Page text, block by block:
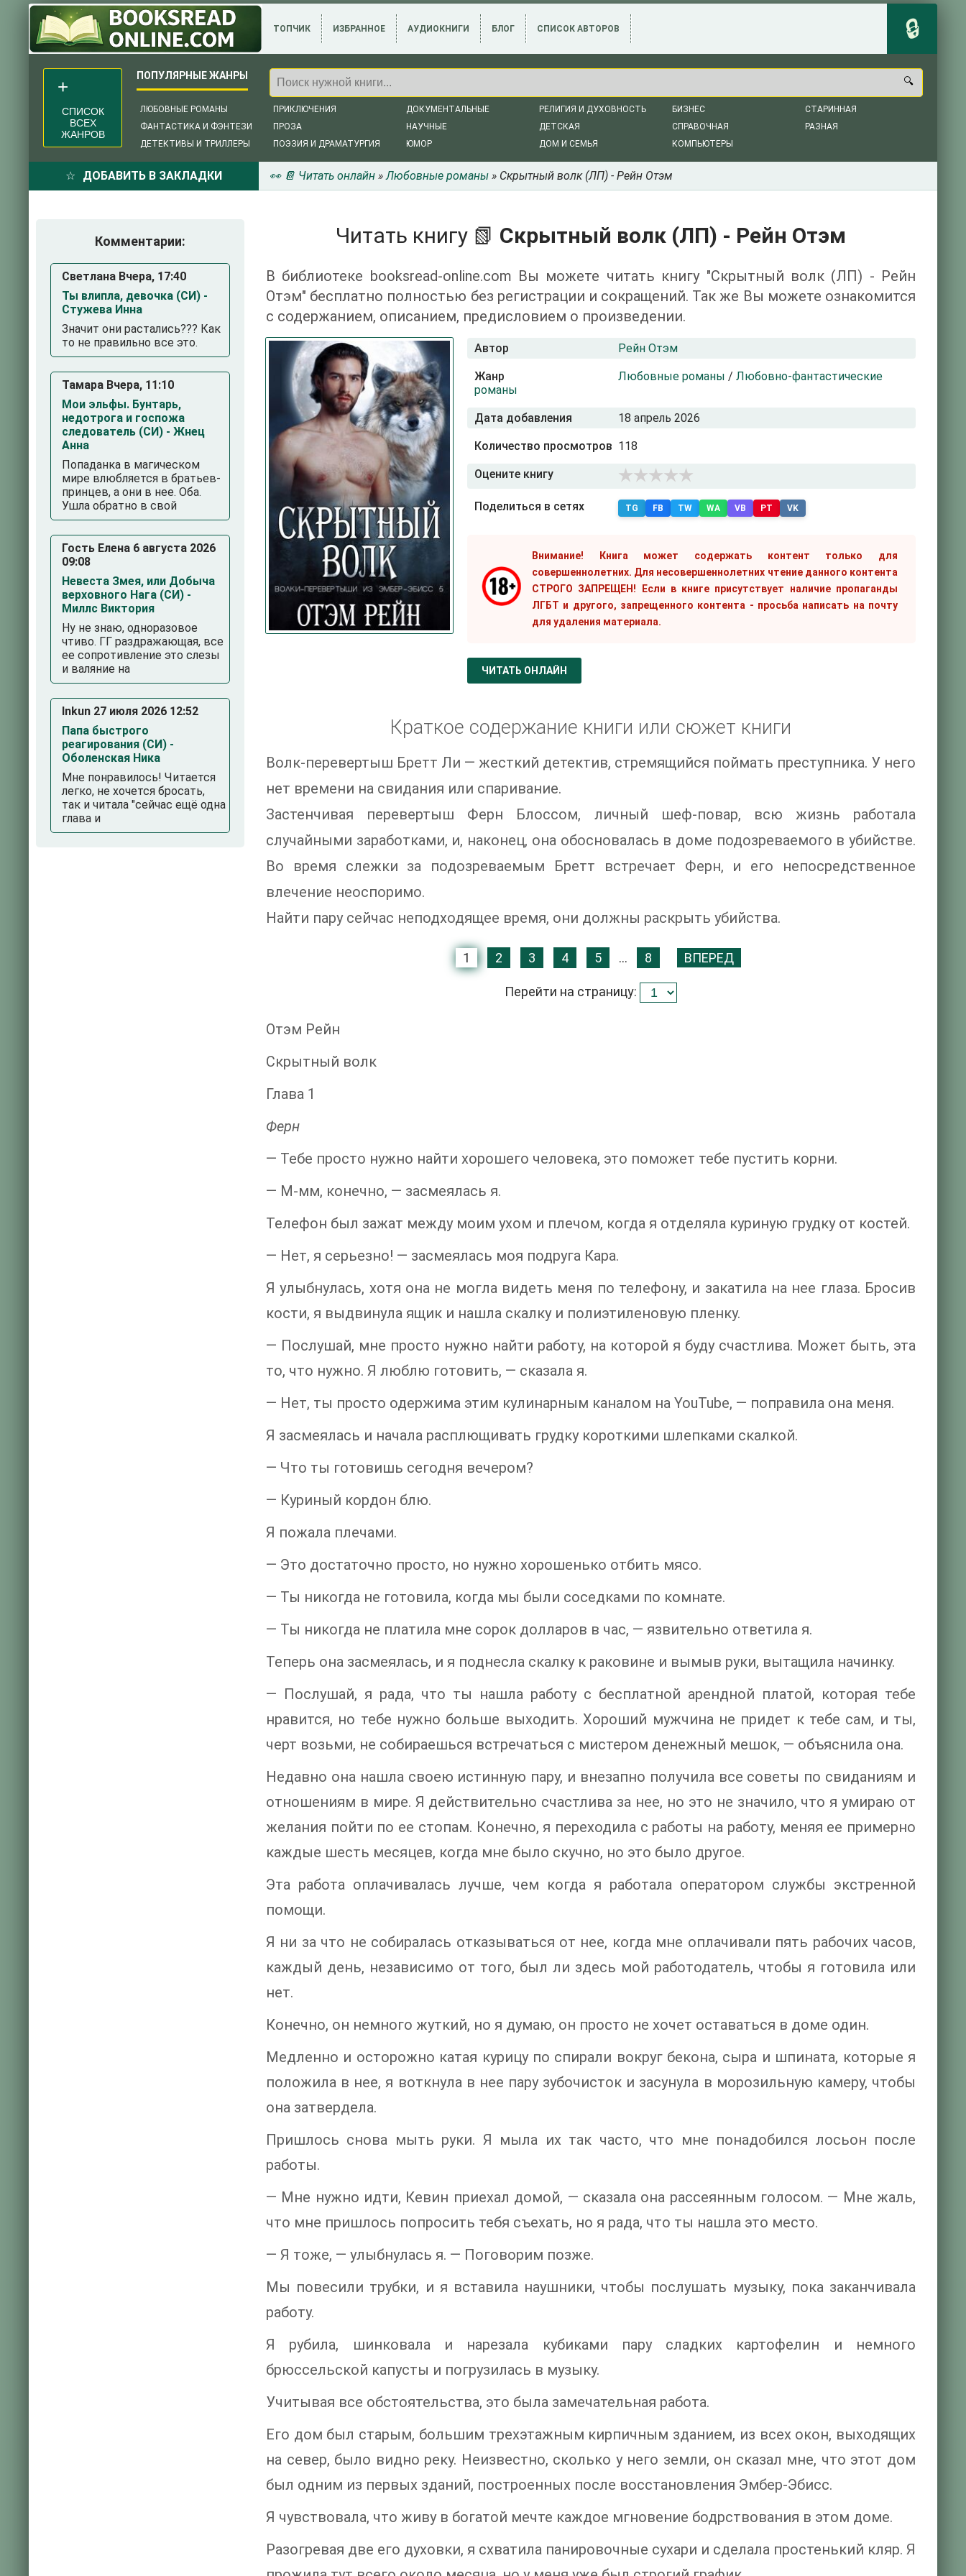
ТОПЧИК ИЗБРАННОЕ АУДИОКНИГИ БЛОГ СПИСОК АВТОРОВ
ЛЮБОВНЫЕ РОМАНЫ
ФАНТАСТИКА И ФЭНТЕЗИ
ДЕТЕКТИВЫ И ТРИЛЛЕРЫ
ПРИКЛЮЧЕНИЯ
ПРОЗА
ПОЭЗИЯ И ДРАМАТУРГИЯ
ДОКУМЕНТАЛЬНЫЕ
НАУЧНЫЕ
ЮМОР
РЕЛИГИЯ И ДУХОВНОСТЬ
ДЕТСКАЯ
ДОМ И СЕМЬЯ
БИЗНЕС
СПРАВОЧНАЯ
КОМПЬЮТЕРЫ
СТАРИННАЯ
РАЗНАЯ
СПИСОК
ВСЕХ
ЖАНРОВ
ДОБАВИТЬ В ЗАКЛАДКИ 👀 📔 Читать онлайн »Любовные романы » Скрытный волк (ЛП) - Рейн Отэм
Читать книгу 📗 Скрытный волк (ЛП) - Рейн Отэм
В библиотеке booksread-online.com Вы можете читать книгу "Скрытный волк (ЛП) - Рейн
Отэм" бесплатно полностью без регистрации и сокращений. Так же Вы можете ознакомится
с содержанием, описанием, предисловием о произведении.
Автор Рейн Отэм
Жанр Любовные романы / Любовно-фантастические
романы
Дата добавления 18 апрель 2026
Количество просмотров 118
Оцените книгу
Поделиться в сетях TG FB TW WA VB PT VK
Внимание! Книга может содержать контент только для
совершеннолетних. Для несовершеннолетних чтение данного контента
СТРОГО ЗАПРЕЩЕН! Если в книге присутствует наличие пропаганды
ЛГБТ и другого, запрещенного контента - просьба написать на почту
для удаления материала.
ЧИТАТЬ ОНЛАЙН
Краткое содержание книги или сюжет книги
Волк-перевертыш Бретт Ли — жесткий детектив, стремящийся поймать преступника. У него
нет времени на свидания или спаривание.
Застенчивая перевертыш Ферн Блоссом, личный шеф-повар, всю жизнь работала
случайными заработками, и, наконец, она обосновалась в доме подозреваемого в убийстве.
Во время слежки за подозреваемым Бретт встречает Ферн, и его непосредственное
влечение неоспоримо.
Найти пару сейчас неподходящее время, они должны раскрыть убийства.
1 2 3 4 5 ... 8 ВПЕРЕД
Перейти на страницу:
Отэм Рейн
Скрытный волк
Глава 1
Ферн
— Тебе просто нужно найти хорошего человека, это поможет тебе пустить корни.
— М-мм, конечно, — засмеялась я.
Телефон был зажат между моим ухом и плечом, когда я отделяла куриную грудку от костей.
— Нет, я серьезно! — засмеялась моя подруга Кара.
Я улыбнулась, хотя она не могла видеть меня по телефону, и закатила на нее глаза. Бросив
кости, я выдвинула ящик и нашла скалку и полиэтиленовую пленку.
— Послушай, мне просто нужно найти работу, на которой я буду счастлива. Может быть, эта
то, что нужно. Я люблю готовить, — сказала я.
— Нет, ты просто одержима этим кулинарным каналом на YouTube, — поправила она меня.
Я засмеялась и начала расплющивать грудку короткими шлепками скалкой.
— Что ты готовишь сегодня вечером?
— Куриный кордон блю.
Я пожала плечами.
— Это достаточно просто, но нужно хорошенько отбить мясо.
— Ты никогда не готовила, когда мы были соседками по комнате.
— Ты никогда не платила мне сорок долларов в час, — язвительно ответила я.
Теперь она засмеялась, и я поднесла скалку к раковине и вымыв руки, вытащила начинку.
— Послушай, я рада, что ты нашла работу с бесплатной арендной платой, которая тебе
нравится, но тебе нужно больше выходить. Хороший мужчина не придет к тебе сам, и ты,
черт возьми, не собираешься встречаться с мистером денежный мешок, — объяснила она.
Недавно она нашла своею истинную пару, и внезапно получила все советы по свиданиям и
отношениям в мире. Я действительно счастлива за нее, но это не значило, что я умираю от
желания пойти по ее стопам. Конечно, я переходила с работы на работу, меняя ее примерно
каждые шесть месяцев, когда мне было скучно, но это было другое.
Эта работа оплачивалась лучше, чем когда я работала оператором службы экстренной
помощи.
Я ни за что не собиралась отказываться от нее, когда мне оплачивали пять рабочих часов,
каждый день, независимо от того, был ли здесь мой работодатель, чтобы я готовила или
нет.
Конечно, он немного жуткий, но я думаю, он просто не хочет оставаться в доме один.
Медленно и осторожно катая курицу по спирали вокруг бекона, сыра и шпината, которые я
положила в нее, я воткнула в нее пару зубочисток и засунула в морозильную камеру, чтобы
она затвердела.
Пришлось снова мыть руки. Я мыла их так часто, что мне понадобился лосьон после
работы.
— Мне нужно идти, Кевин приехал домой, — сказала она рассеянным голосом. — Мне жаль,
что мне пришлось попросить тебя съехать, но я рада, что ты нашла это место.
— Я тоже, — улыбнулась я. — Поговорим позже.
Мы повесили трубки, и я вставила наушники, чтобы послушать музыку, пока заканчивала
работу.
Я рубила, шинковала и нарезала кубиками пару сладких картофелин и немного
брюссельской капусты и погрузилась в музыку.
Учитывая все обстоятельства, это была замечательная работа.
Его дом был старым, большим трехэтажным кирпичным зданием, из всех окон, выходящих
на север, было видно реку. Неизвестно, сколько у него земли, он сказал мне, что этот дом
был одним из первых зданий, построенных после восстановления Эмбер-Эбисс.
Я чувствовала, что живу в богатой мечте каждое мгновение бодрствования в этом доме.
Разогревая две его духовки, я схватила панировочные сухари и сделала простенький кляр. Я
Комментарии:
Светлана Вчера, 17:40
Ты влипла, девочка (СИ) -
Стужева Инна
Значит они растались??? Как
то не правильно все это.
Тамара Вчера, 11:10
Мои эльфы. Бунтарь,
недотрога и госпожа
следователь (СИ) - Жнец
Анна
Попаданка в магическом
мире влюбляется в братьев-
принцев, а они в нее. Оба.
Ушла обратно в свой
Гость Елена 6 августа 2026
09:08
Невеста Змея, или Добыча
верховного Нага (СИ) -
Миллс Виктория
Ну не знаю, одноразовое
чтиво. ГГ раздражающая, все
ее сопротивление это слезы
и валяние на
Inkun 27 июля 2026 12:52
Папа быстрого
реагирования (СИ) -
Оболенская Ника
Мне понравилось! Читается
легко, не хочется бросать,
так и читала "сейчас ещё одна
глава и